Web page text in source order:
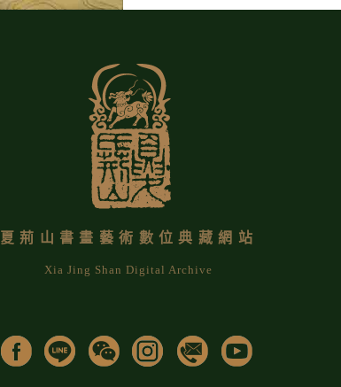
夏荊山書畫藝術數位典藏網站
Xia Jing Shan Digital Archive